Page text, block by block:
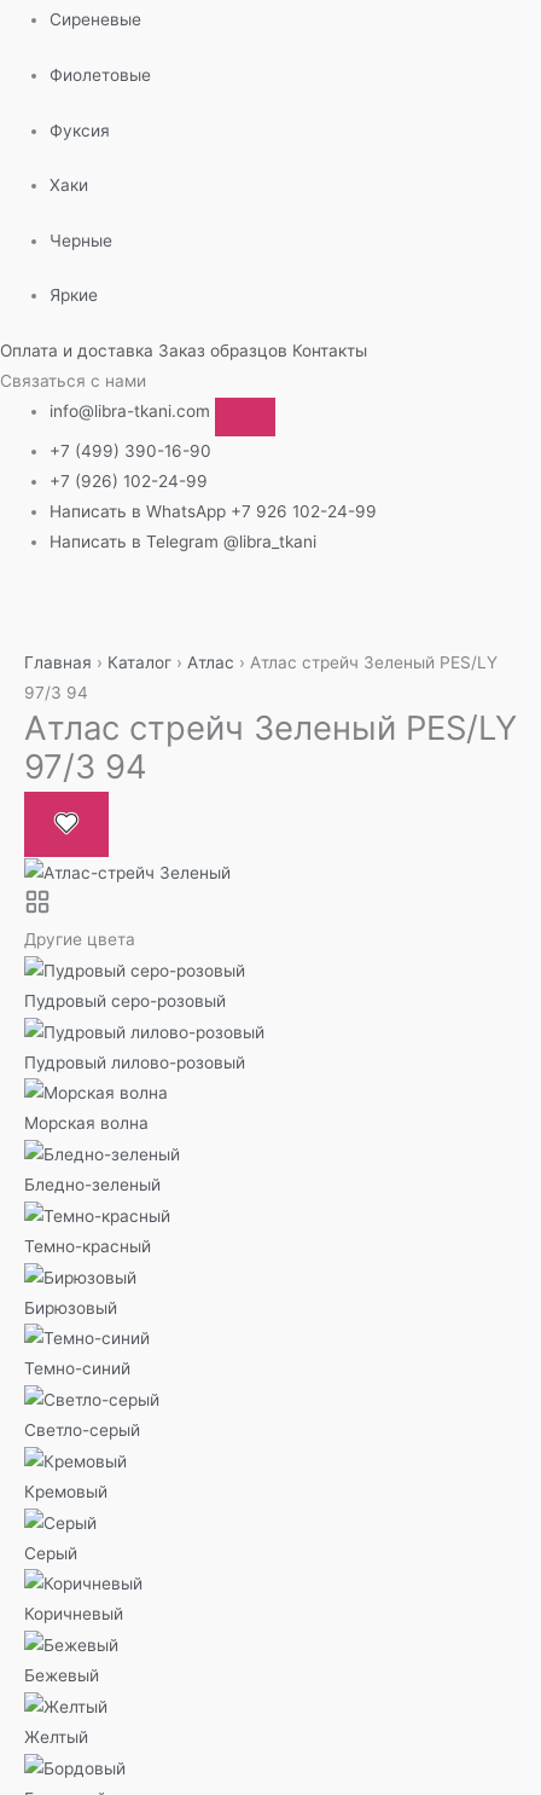
Сиреневые
Фиолетовые
Фуксия
Хаки
Черные
Яркие
Оплата и доставка Заказ образцов Контакты
Связаться с нами
info@libra-tkani.com
+7 (499) 390-16-90
+7 (926) 102-24-99
Написать в WhatsApp +7 926 102-24-99
Написать в Telegram @libra_tkani
содержимому
Главная › Каталог › Атлас › Атлас стрейч Зеленый PES/LY
97/3 94
Атлас стрейч Зеленый PES/LY
97/3 94
Другие цвета
Пудровый серо-розовый
Пудровый лилово-розовый
Морская волна
Бледно-зеленый
Темно-красный
Бирюзовый
Темно-синий
Светло-серый
Кремовый
Серый
Коричневый
Бежевый
Желтый